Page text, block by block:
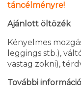
táncélményre!
Ajánlott öltözék
Kényelmes
leggings stb.),
vastag zokni),
További információ